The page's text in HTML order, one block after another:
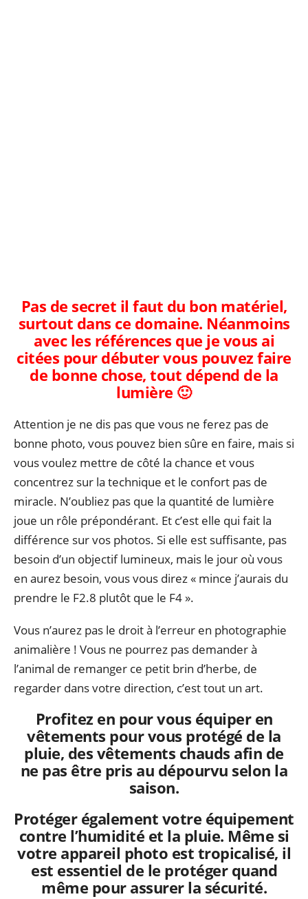
Pas de secret il faut du bon matériel,
surtout dans ce domaine. Néanmoins
avec les références que je vous ai
citées pour débuter vous pouvez faire
de bonne chose, tout dépend de la
lumière 🙂
Attention je ne dis pas que vous ne ferez pas de
bonne photo, vous pouvez bien sûre en faire, mais si
vous voulez mettre de côté la chance et vous
concentrez sur la technique et le confort pas de
miracle. N’oubliez pas que la quantité de lumière
joue un rôle prépondérant. Et c’est elle qui fait la
différence sur vos photos. Si elle est suffisante, pas
besoin d’un objectif lumineux, mais le jour où vous
en aurez besoin, vous vous direz « mince j’aurais du
prendre le F2.8 plutôt que le F4 ».
Vous n’aurez pas le droit à l’erreur en photographie
animalière ! Vous ne pourrez pas demander à
l’animal de remanger ce petit brin d’herbe, de
regarder dans votre direction, c’est tout un art.
Profitez en pour vous équiper en
vêtements pour vous protégé de la
pluie, des vêtements chauds afin de
ne pas être pris au dépourvu selon la
saison.
Protéger également votre équipement
contre l’humidité et la pluie. Même si
votre appareil photo est tropicalisé, il
est essentiel de le protéger quand
même pour assurer la sécurité.